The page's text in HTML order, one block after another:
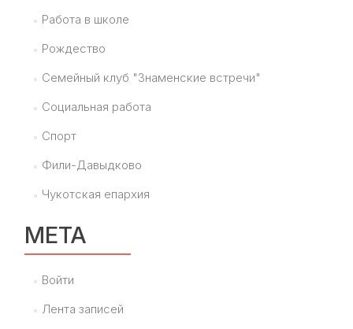
Работа в школе
Рождество
Семейный клуб "Знаменские встречи"
Социальная работа
Спорт
Фили-Давыдково
Чукотская епархия
МЕТА
Войти
Лента записей